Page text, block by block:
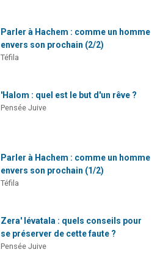
Parler à Hachem : comme un homme
envers son prochain (2/2)
Téfila
'Halom : quel est le but d'un rêve ?
Pensée Juive
Parler à Hachem : comme un homme
envers son prochain (1/2)
Téfila
Zera' lévatala : quels conseils pour
se préserver de cette faute ?
Pensée Juive